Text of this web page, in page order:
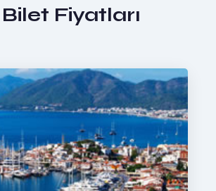
Fiyatları